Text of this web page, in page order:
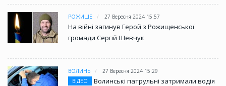
РОЖИЩЕ 27 Вересня 2024 15:57
На війні загинув Герой з Рожищенської
громади Сергій Шевчук
ВОЛИНЬ
27 Вересня 2024 15:29
ВІДЕО
Волинські патрульні затримали водія